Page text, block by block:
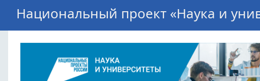
Национальный проект «Наука и